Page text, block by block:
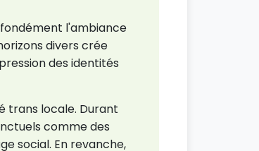
l'ambiance
divers crée
des identités
trans locale. Durant
comme des
social. En revanche,